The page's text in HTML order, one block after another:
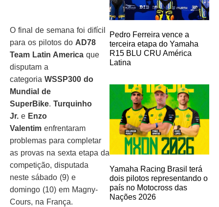
O final de semana foi difícil
para os pilotos do AD78
Team Latin America que
disputam a
categoria WSSP300 do
Mundial de
SuperBike. Turquinho
Jr. e Enzo
Valentim enfrentaram
problemas para completar
as provas na sexta etapa da
competição, disputada
neste sábado (9) e
domingo (10) em Magny-
Cours, na França.
Pedro Ferreira vence a
terceira etapa do Yamaha
R15 BLU CRU América
Latina
Yamaha Racing Brasil terá
dois pilotos representando o
país no Motocross das
Nações 2026